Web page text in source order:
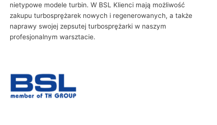
nietypowe modele turbin. W BSL Klienci mają możliwość
zakupu turbosprężarek nowych i regenerowanych, a także
naprawy swojej zepsutej turbosprężarki w naszym
profesjonalnym warsztacie.